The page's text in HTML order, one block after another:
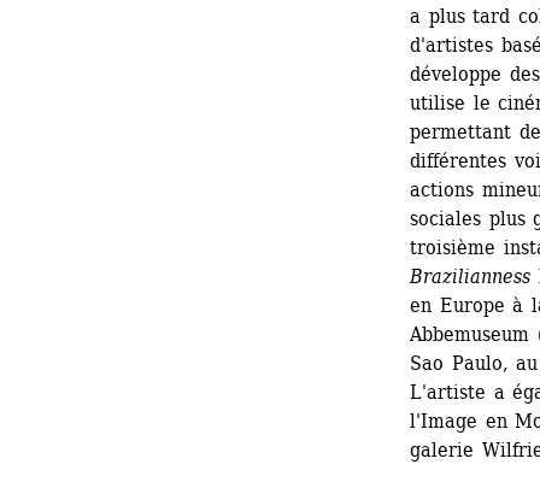
a plus tard
d'artistes
développe
utilise le
permettant
différentes
actions
sociales plus
troisième
Brazilianness
en Europe à
Sao Paulo,
L'artiste a
l'Image en
galerie